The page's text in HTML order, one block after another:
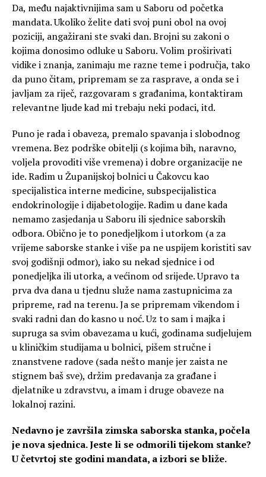
Da, među najaktivnijima sam u Saboru od početka
mandata. Ukoliko želite dati svoj puni obol na ovoj
poziciji, angažirani ste svaki dan. Brojni su zakoni o
kojima donosimo odluke u Saboru. Volim proširivati
vidike i znanja, zanimaju me razne teme i područja, tako
da puno čitam, pripremam se za rasprave, a onda se i
javljam za riječ, razgovaram s građanima, kontaktiram
relevantne ljude kad mi trebaju neki podaci, itd.
Puno je rada i obaveza, premalo spavanja i slobodnog
vremena. Bez podrške obitelji (s kojima bih, naravno,
voljela provoditi više vremena) i dobre organizacije ne
ide. Radim u Županijskoj bolnici u Čakovcu kao
specijalistica interne medicine, subspecijalistica
endokrinologije i dijabetologije. Radim u dane kada
nemamo zasjedanja u Saboru ili sjednice saborskih
odbora. Obično je to ponedjeljkom i utorkom (a za
vrijeme saborske stanke i više pa ne uspijem koristiti sav
svoj godišnji odmor), iako su nekad sjednice i od
ponedjeljka ili utorka, a većinom od srijede. Upravo ta
prva dva dana u tjednu služe nama zastupnicima za
pripreme, rad na terenu. Ja se pripremam vikendom i
svaki radni dan do kasno u noć. Uz to sam i majka i
supruga sa svim obavezama u kući, godinama sudjelujem
u kliničkim studijama u bolnici, pišem stručne i
znanstvene radove (sada nešto manje jer zaista ne
stignem baš sve), držim predavanja za građane i
djelatnike u zdravstvu, a imam i druge obaveze na
lokalnoj razini.
Nedavno je završila zimska saborska stanka, počela
je nova sjednica. Jeste li se odmorili tijekom stanke?
U četvrtoj ste godini mandata, a izbori se bliže.